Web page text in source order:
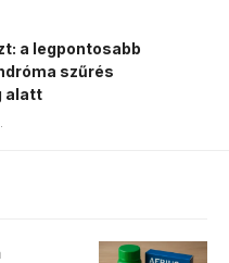
a legpontosabb
szűrés
alatt